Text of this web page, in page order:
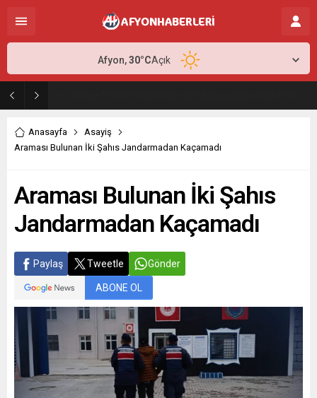
Afyon,30°CAçık
Anasayfa
Asayiş
Araması Bulunan İki Şahıs Jandarmadan Kaçamadı
Araması Bulunan İki Şahıs
Jandarmadan Kaçamadı
Paylaş Tweetle Gönder
ABONE OL